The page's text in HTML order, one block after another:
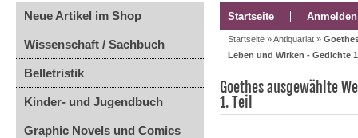
Neue Artikel im Shop
Wissenschaft / Sachbuch
Belletristik
Kinder- und Jugendbuch
Graphic Novels und Comics
Startseite Anmelden
Startseite »Antiquariat »
Leben und Wirken - Gedichte
Goethes ausgewählte
1. Teil